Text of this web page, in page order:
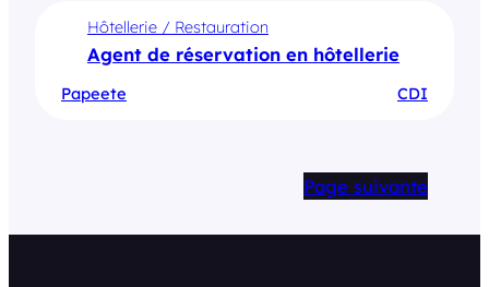
Hôtellerie / Restauration
Agent de réservation en hôtellerie
Papeete CDI
Page suivante